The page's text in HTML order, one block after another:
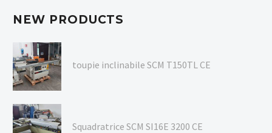
NEW PRODUCTS
toupie inclinabile SCM T150TL CE
Squadratrice SCM SI16E 3200 CE